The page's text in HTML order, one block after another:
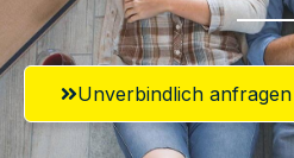
Unverbindlich anfragen